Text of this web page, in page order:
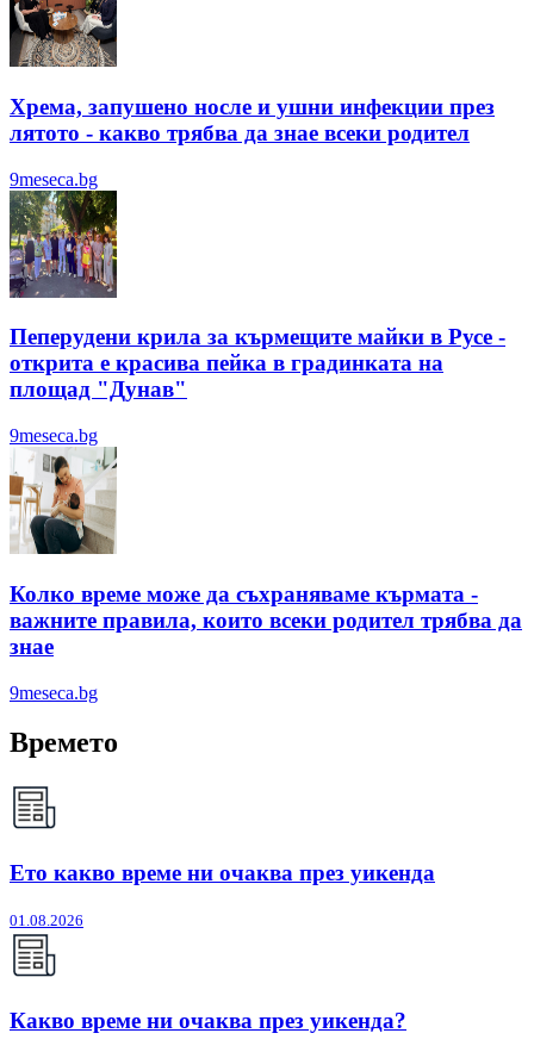
Хрема, запушено носле и ушни инфекции през
лятотo - какво трябва да знае всеки родител
9meseca.bg
Пеперудени крила за кърмещите майки в Русе -
открита е красива пейка в градинката на
площад "Дунав"
9meseca.bg
Колко време може да съхраняваме кърмата -
важните правила, които всеки родител трябва да
знае
9meseca.bg
Времето
Ето какво време ни очаква през уикенда
01.08.2026
Какво време ни очаква през уикенда?